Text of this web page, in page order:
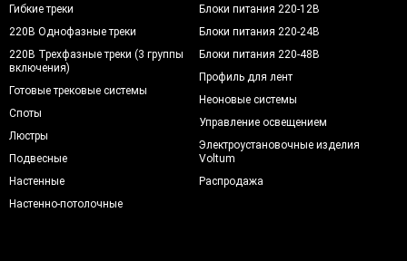
Гибкие треки
220В Однофазные треки
220В Трехфазные треки (3 группы
включения)
Готовые трековые системы
Споты
Люстры
Подвесные
Настенные
Настенно-потолочные
Блоки питания 220-12В
Блоки питания 220-24В
Блоки питания 220-48В
Профиль для лент
Неоновые системы
Управление освещением
Электроустановочные изделия
Voltum
Распродажа